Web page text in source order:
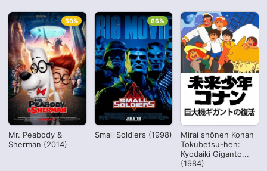
Mr. Peabody &
Sherman (2014)
50%
Small Soldiers (1998)
66%
Mirai shônen Konan
Tokubetsu-hen:
Kyodaiki Giganto...
(1984)